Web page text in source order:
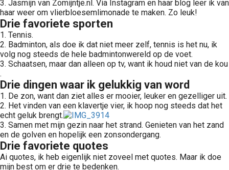
3. Jasmijn van Zomijntje.nl. Via Instagram en haar blog leer ik van
haar weer om vlierbloesemlimonade te maken. Zo leuk!
Drie favoriete sporten
1. Tennis.
2. Badminton, als doe ik dat niet meer zelf, tennis is het nu, ik
volg nog steeds de hele badmintonwereld op de voet.
3. Schaatsen, maar dan alleen op tv, want ik houd niet van de kou
.
Drie dingen waar ik gelukkig van word
1. De zon, want dan ziet alles er mooier, leuker en gezelliger uit.
2. Het vinden van een klavertje vier, ik hoop nog steeds dat het
echt geluk brengt.
3. Samen met mijn gezin naar het strand. Genieten van het zand
en de golven en hopelijk een zonsondergang.
Drie favoriete quotes
Ai quotes, ik heb eigenlijk niet zoveel met quotes. Maar ik doe
mijn best om er drie te bedenken.